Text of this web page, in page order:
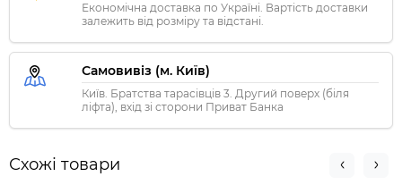
Економічна доставка по Україні. Вартість доставки
залежить від розміру та відстані.
Самовивіз (м. Київ)
Київ. Братства тарасівців 3. Другий поверх (біля
ліфта), вхід зі сторони Приват Банка
Схожі товари